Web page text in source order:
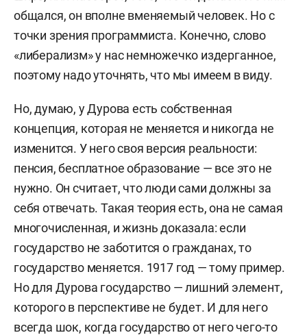
общался, он вполне вменяемый человек. Но с
точки зрения программиста. Конечно, слово
«либерализм» у нас немножечко издерганное,
поэтому надо уточнять, что мы имеем в виду.
Но, думаю, у Дурова есть собственная
концепция, которая не меняется и никогда не
изменится. У него своя версия реальности:
пенсия, бесплатное образование — все это не
нужно. Он считает, что люди сами должны за
себя отвечать. Такая теория есть, она не самая
многочисленная, и жизнь доказала: если
государство не заботится о гражданах, то
государство меняется. 1917 год — тому пример.
Но для Дурова государство — лишний элемент,
которого в перспективе не будет. И для него
всегда шок, когда государство от него чего-то